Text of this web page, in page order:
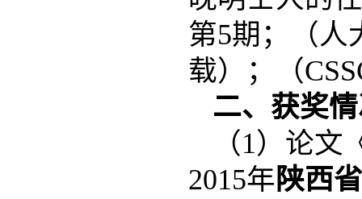
第5期；（人
载）；（
二、获奖
（1）论
2015年 陕西